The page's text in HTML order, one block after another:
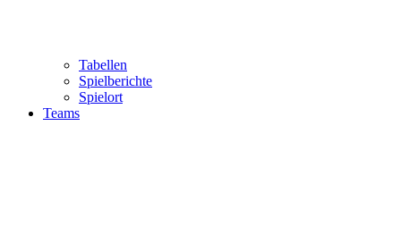
Tabellen
Spielberichte
Spielort
Teams